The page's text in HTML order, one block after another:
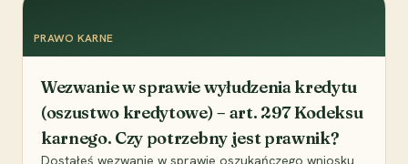
PRAWO KARNE
Wezwanie w sprawie wyłudzenia kredytu
(oszustwo kredytowe) – art. 297 Kodeksu
karnego. Czy potrzebny jest prawnik?
Dostałeś wezwanie w sprawie oszukańczego wniosku